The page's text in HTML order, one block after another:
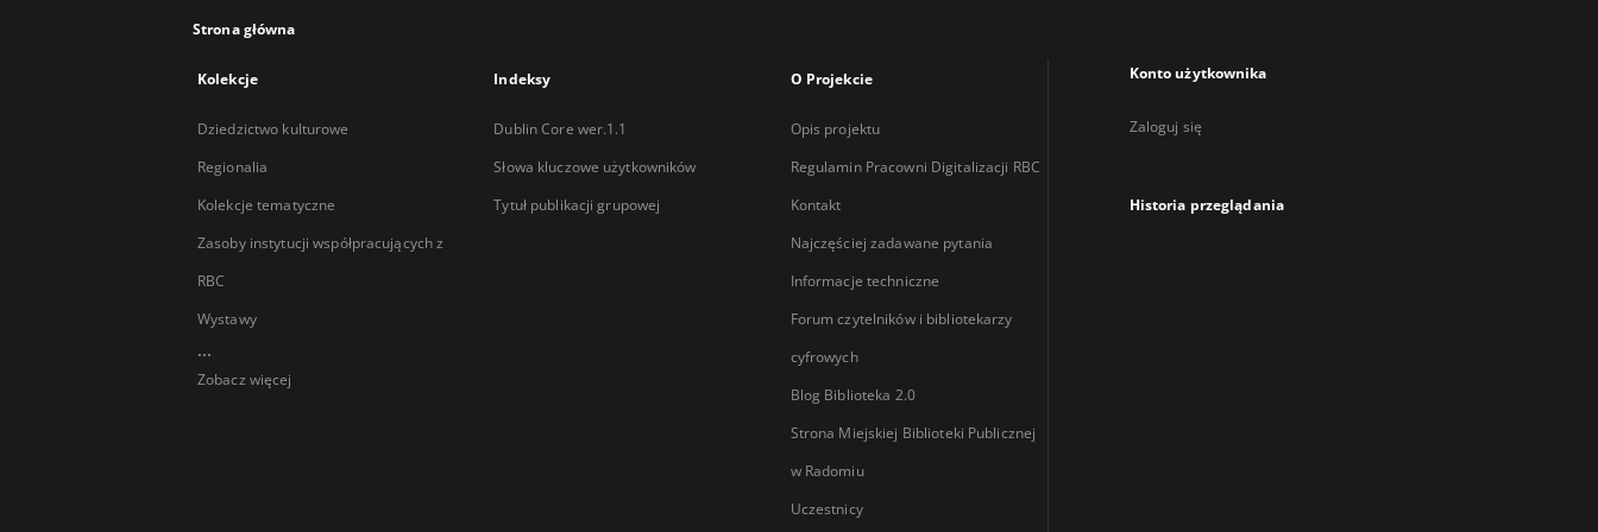
Strona główna
Kolekcje
Dziedzictwo kulturowe
Regionalia
Kolekcje tematyczne
Zasoby instytucji współpracujących z
RBC
Wystawy
...
Zobacz więcej
Indeksy
Dublin Core wer.1.1
Słowa kluczowe użytkowników
Tytuł publikacji grupowej
O Projekcie
Opis projektu
Regulamin Pracowni Digitalizacji RBC
Kontakt
Najczęściej zadawane pytania
Informacje techniczne
Forum czytelników i bibliotekarzy
cyfrowych
Blog Biblioteka 2.0
Strona Miejskiej Biblioteki Publicznej
w Radomiu
Uczestnicy
Konto użytkownika
Zaloguj się
Historia przeglądania